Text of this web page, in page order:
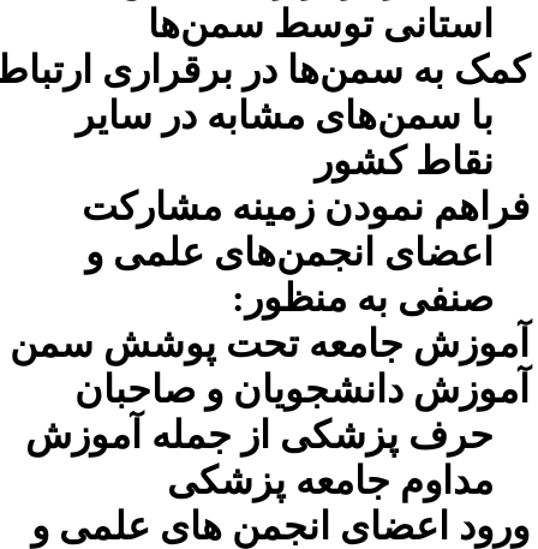
استانی توسط سمن‌ها
به سمن‌ها در برقراری ارتباط
با سمن‌های مشابه در سایر
نقاط کشور
نمودن زمینه مشارکت
اعضای انجمن‌های علمی و
صنفی به منظور:
جامعه تحت پوشش سمن
دانشجویان و صاحبان
حرف پزشکی از جمله آموزش
مداوم جامعه پزشکی
اعضای انجمن های علمی و